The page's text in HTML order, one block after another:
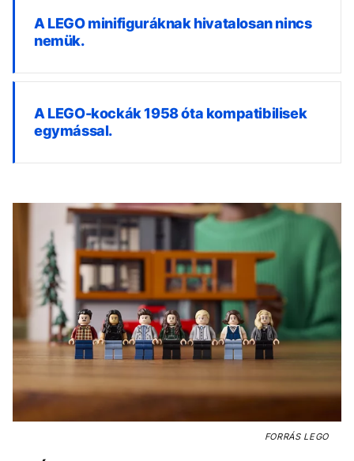
A LEGO minifiguráknak hivatalosan nincs
nemük.
A LEGO-kockák 1958 óta kompatibilisek
egymással.
FORRÁSLEGO